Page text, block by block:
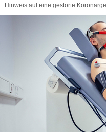
Hinweis auf eine gestörte